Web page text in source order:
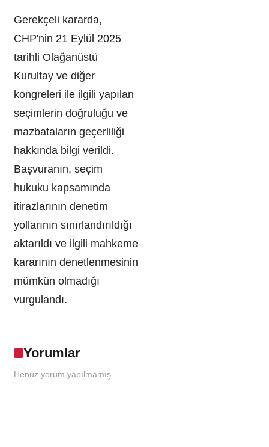
Gerekçeli kararda,
CHP'nin 21 Eylül 2025
tarihli Olağanüstü
Kurultay ve diğer
kongreleri ile ilgili yapılan
seçimlerin doğruluğu ve
mazbataların geçerliliği
hakkında bilgi verildi.
Başvuranın, seçim
hukuku kapsamında
itirazlarının denetim
yollarının sınırlandırıldığı
aktarıldı ve ilgili mahkeme
kararının denetlenmesinin
mümkün olmadığı
vurgulandı.
Yorumlar
Henüz yorum yapılmamış.